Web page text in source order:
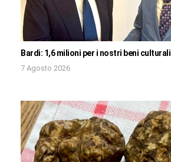
Bardi: 1,6 milioni per i nostri beni culturali
7 Agosto 2026